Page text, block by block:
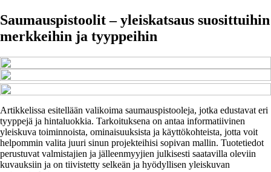
Saumauspistoolit – yleiskatsaus suosittuihin
merkkeihin ja tyyppeihin
Artikkelissa esitellään valikoima saumauspistooleja, jotka edustavat eri
tyyppejä ja hintaluokkia. Tarkoituksena on antaa informatiivinen
yleiskuva toiminnoista, ominaisuuksista ja käyttökohteista, jotta voit
helpommin valita juuri sinun projekteihisi sopivan mallin. Tuotetiedot
perustuvat valmistajien ja jälleenmyyjien julkisesti saatavilla oleviin
kuvauksiin ja on tiivistetty selkeän ja hyödyllisen yleiskuvan